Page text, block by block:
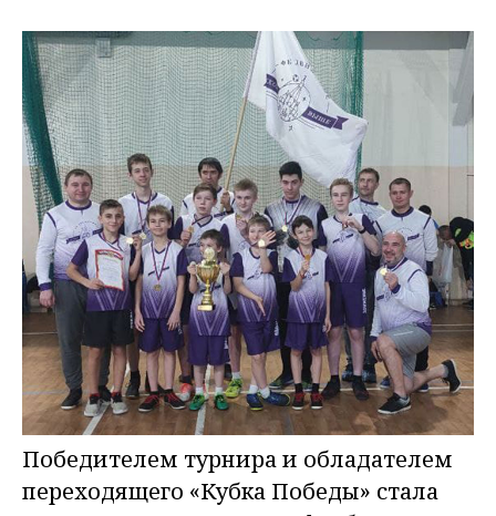
Победителем турнира и обладателем
переходящего «Кубка Победы» стала